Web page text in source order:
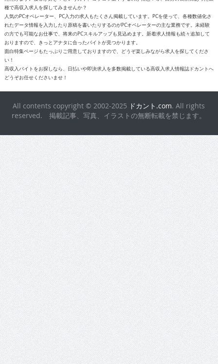
種で高収入求人を探してみませんか？
人気のPCオペレーター、PC入力の求人もたくさん掲載しています。PCを使って、各種数値化さ
れたデータ情報を入力したり原稿を書いたりするのがPCオペレーターの主な業務です。未経験
の方でも可能なお仕事で、将来のPCスキルアップも見込めます。新着求人情報も続々追加して
おりますので、きっとアナタに合ったバイトが見つかります。
面白特集ページもたっぷりご用意しておりますので、どうぞ楽しみながら求人を探してくださ
い！
高収入バイトをお探しなら、日払いや即決求人を多数掲載している高収入求人情報誌ドカントへ
どうぞお任せくださいませ！
All contents copyright © 2002-2025 ドカント.com. All rights
reserved. 掲載記事、写真、イラストの無断転載を禁じます。